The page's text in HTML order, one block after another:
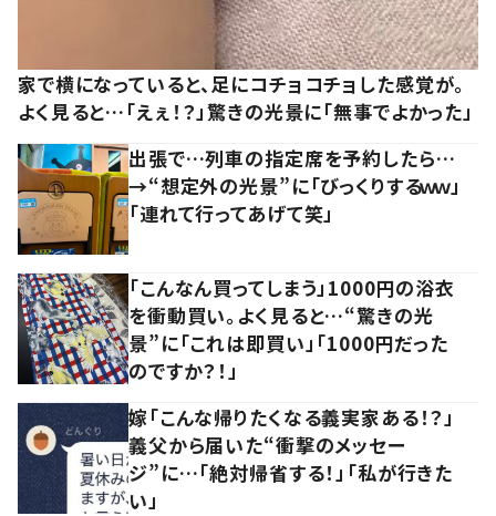
家で横になっていると、足にコチョコチョした感覚が。
よく見ると…「えぇ！？」驚きの光景に「無事でよかった」
出張で…列車の指定席を予約したら…
→“想定外の光景”に「びっくりするｗｗ」
「連れて行ってあげて笑」
「こんなん買ってしまう」1000円の浴衣
を衝動買い。よく見ると…“驚きの光
景”に「これは即買い」「1000円だった
のですか？！」
嫁「こんな帰りたくなる義実家ある！？」
義父から届いた“衝撃のメッセー
ジ”に…「絶対帰省する！」「私が行きた
い」